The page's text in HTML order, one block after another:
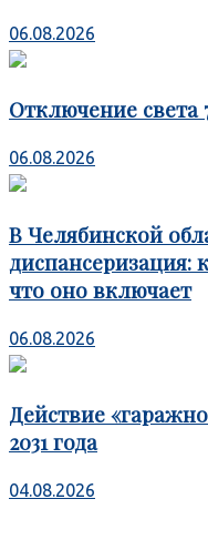
06.08.2026
Отключение света
06.08.2026
В Челябинской
диспансеризация:
что оно включает
06.08.2026
Действие
2031 года
04.08.2026